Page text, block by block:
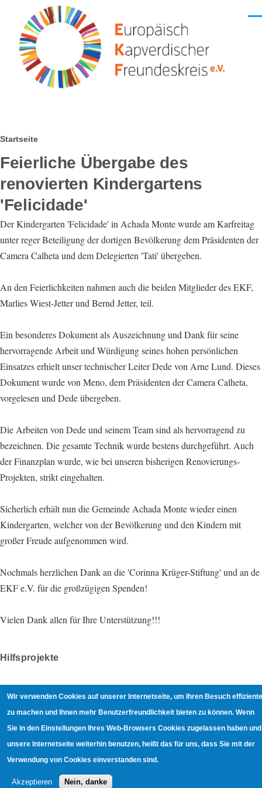
Direkt zum Inhalt
Pfadnavigation
Startseite
Feierliche Übergabe des
renovierten Kindergartens
'Felicidade'
Der Kindergarten 'Felicidade' in Achada Monte wurde am Karfreitag
unter reger Beteiligung der dortigen Bevölkerung dem Präsidenten der
Camera Calheta und dem Delegierten 'Tati' übergeben.
An den Feierlichkeiten nahmen auch die beiden Mitglieder des EKF,
Marlies Wiest-Jetter und Bernd Jetter, teil.
Ein besonderes Dokument als Auszeichnung und Dank für seine
hervorragende Arbeit und Würdigung seines hohen persönlichen
Einsatzes erhielt unser technischer Leiter Dede von Arne Lund. Dieses
Dokument wurde von Meno, dem Präsidenten der Camera Calheta,
vorgelesen und Dede übergeben.
Die Arbeiten von Dede und seinem Team sind als hervorragend zu
bezeichnen. Die gesamte Technik wurde bestens durchgeführt. Auch
der Finanzplan wurde, wie bei unseren bisherigen Renovierungs-
Projekten, strikt eingehalten.
Sicherlich erhält nun die Gemeinde Achada Monte wieder einen
Kindergarten, welcher von der Bevölkerung und den Kindern mit
großer Freude aufgenommen wird.
Nochmals herzlichen Dank an die 'Corinna Krüger-Stiftung' und an de
EKF e.V. für die großzügigen Spenden!
Vielen Dank allen für Ihre Unterstützung!!!
Hilfsprojekte
Bob Stotzka
21.4.2017
Wir verwenden Cookies auf unserer Internetseite, um Ihren Besuch
zu machen und Ihnen mehr Benutzerfreundlichkeit bieten zu können. Wenn
Sie in den Einstellungen Ihres Web-Browsers Cookies zugelassen haben und
unsere Internetseite weiterhin benutzen, heißt das für uns, dass Sie mit der
Verwendung von Cookies einverstanden sind.
Akzeptieren Nein, danke